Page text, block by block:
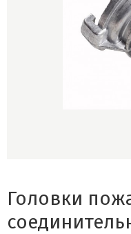
Головки